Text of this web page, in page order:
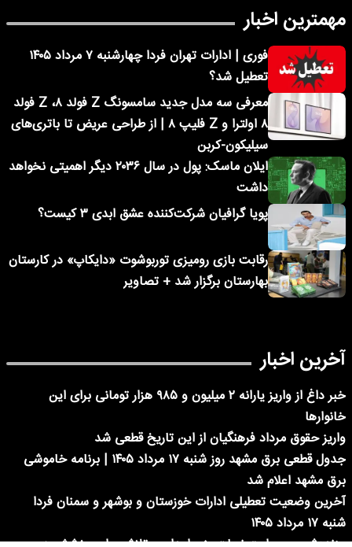
مهمترین اخبار
فوری | ادارات تهران فردا چهارشنبه ۷ مرداد ۱۴۰۵
تعطیل شد؟
معرفی سه مدل جدید سامسونگ Z فولد ۸، Z فولد
۸ اولترا و Z فلیپ ۸ | از طراحی عریض تا باتری‌های
سیلیکون-کربن
ایلان ماسک: پول در سال ۲۰۳۶ دیگر اهمیتی نخواهد
داشت
پویا گرافیان شرکت‌کننده عشق ابدی ۳ کیست؟
رقابت بازی رومیزی توربوشوت «دایکاپ» در کارستان
بهارستان برگزار شد + تصاویر
آخرین اخبار
خبر داغ از واریز یارانه ۲ میلیون و ۹۸۵ هزار تومانی برای این
خانوارها
واریز حقوق مرداد فرهنگیان از این تاریخ قطعی شد
جدول قطعی برق مشهد روز شنبه ۱۷ مرداد ۱۴۰۵ | برنامه خاموشی
برق مشهد اعلام شد
آخرین وضعیت تعطیلی ادارات خوزستان و بوشهر و سمنان فردا
شنبه ۱۷ مرداد ۱۴۰۵